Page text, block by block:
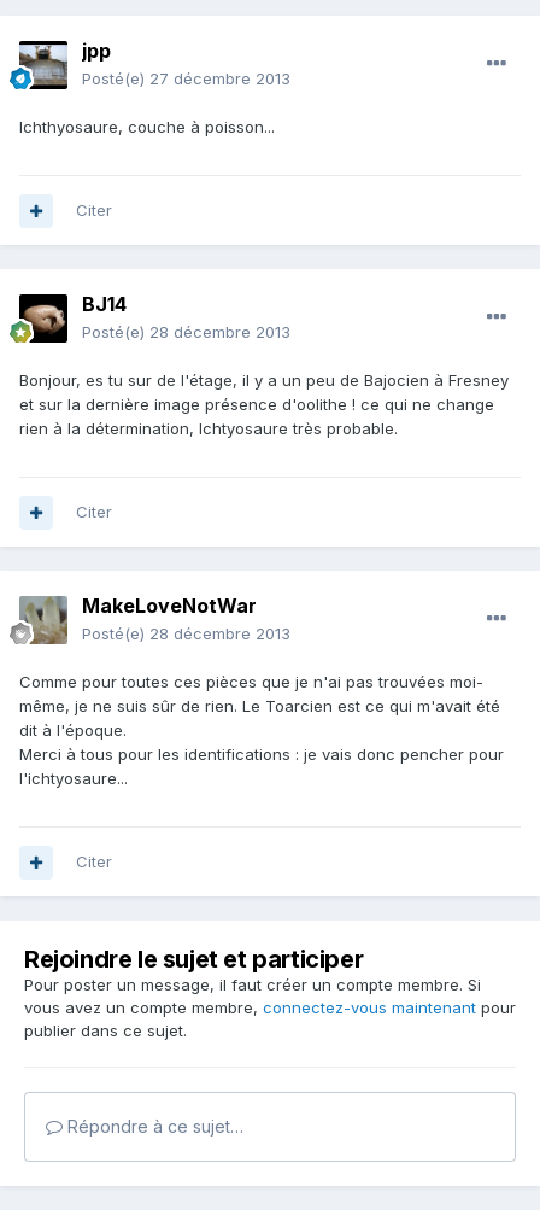
jpp
Posté(e) 27 décembre 2013
Ichthyosaure, couche à poisson...
Citer
BJ14
Posté(e) 28 décembre 2013
Bonjour, es tu sur de l'étage, il y a un peu de Bajocien à Fresney
et sur la dernière image présence d'oolithe ! ce qui ne change
rien à la détermination, Ichtyosaure très probable.
Citer
MakeLoveNotWar
Posté(e) 28 décembre 2013
Comme pour toutes ces pièces que je n'ai pas trouvées moi-
même, je ne suis sûr de rien. Le Toarcien est ce qui m'avait été
dit à l'époque.
Merci à tous pour les identifications : je vais donc pencher pour
l'ichtyosaure...
Citer
Rejoindre le sujet et participer
Pour poster un message, il faut créer un compte membre. Si
vous avez un compte membre, connectez-vous maintenant pour
publier dans ce sujet.
Répondre à ce sujet…